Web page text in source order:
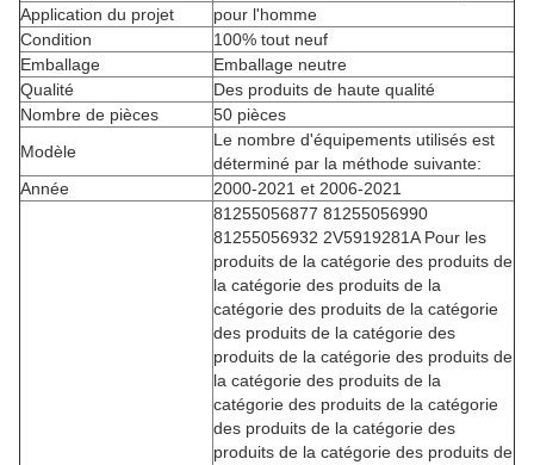
Application du projet
pour l'homme
Condition
100% tout neuf
Emballage
Emballage neutre
Qualité
Des produits de haute qualité
Nombre de pièces
50 pièces
Modèle
Le nombre d'équipements utilisés est
déterminé par la méthode suivante:
Année
2000-2021 et 2006-2021
81255056877 81255056990
81255056932 2V5919281A Pour les
produits de la catégorie des produits de
la catégorie des produits de la
catégorie des produits de la catégorie
des produits de la catégorie des
produits de la catégorie des produits de
la catégorie des produits de la
catégorie des produits de la catégorie
des produits de la catégorie des
produits de la catégorie des produits de